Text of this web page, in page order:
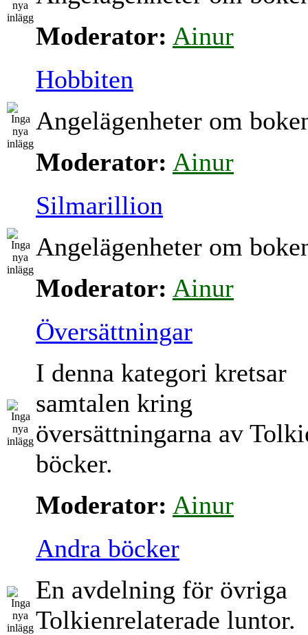
Moderator: Ainur
Hobbiten
Angelägenheter om
Moderator: Ainur
Silmarillion
Angelägenheter om
Moderator: Ainur
Översättningar
I denna kategori kretsar
samtalen kring
översättningarna av
böcker.
Moderator: Ainur
Andra böcker
En avdelning för övriga
Tolkienrelaterade luntor.